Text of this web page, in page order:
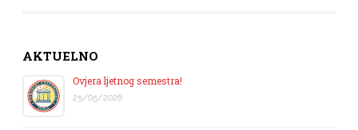
AKTUELNO
Ovjera ljetnog semestra!
25/05/2026